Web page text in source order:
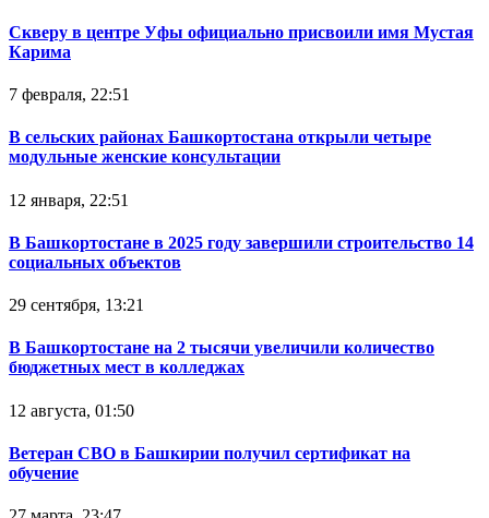
Скверу в центре Уфы официально присвоили имя Мустая
Карима
7 февраля, 22:51
В сельских районах Башкортостана открыли четыре
модульные женские консультации
12 января, 22:51
В Башкортостане в 2025 году завершили строительство 14
социальных объектов
29 сентября, 13:21
В Башкортостане на 2 тысячи увеличили количество
бюджетных мест в колледжах
12 августа, 01:50
Ветеран СВО в Башкирии получил сертификат на
обучение